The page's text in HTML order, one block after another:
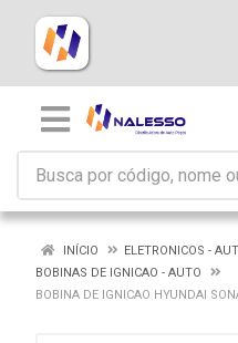
INÍCIO
ELETRONICOS -
BOBINAS DE IGNICAO - AUTO
BOBINA DE IGNICAO HYUNDAI